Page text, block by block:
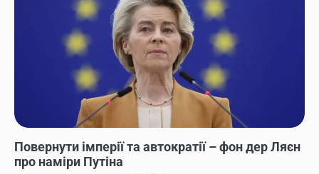
Повернути імперії та автократії – фон дер Ляєн
про наміри Путіна